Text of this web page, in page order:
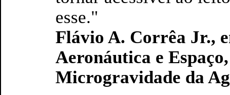
esse."
Flávio A. Corrêa Jr.,
Aeronáutica e
Microgravidade da